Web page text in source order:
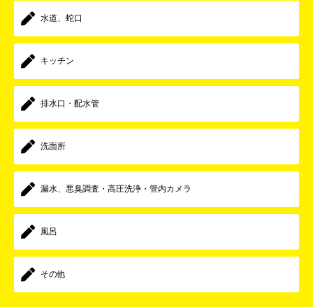
水道、蛇口
キッチン
排水口・配水管
洗面所
漏水、悪臭調査・高圧洗浄・管内カメラ
風呂
その他